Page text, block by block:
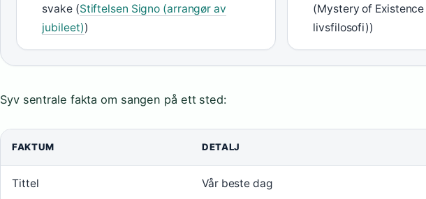
svake (Stiftelsen Signo (arrangør av
jubileet))
(Mystery of
livsfilosofi))
Syv sentrale fakta om sangen på ett sted:
FAKTUM DETALJ
Tittel Vår beste dag